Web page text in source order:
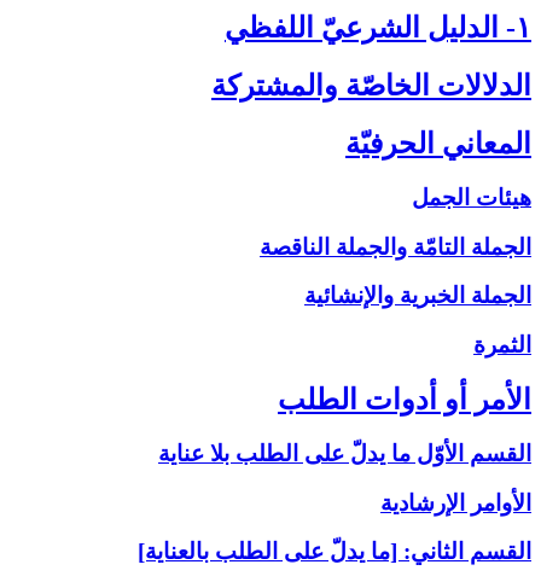
۱- الدليل الشرعيّ اللفظي‏
الدلالات الخاصّة والمشتركة
المعاني الحرفيّة
هيئات الجمل
الجملة التامّة والجملة الناقصة
الجملة الخبرية والإنشائية
الثمرة
الأمر أو أدوات الطلب‏
القسم الأوّل ما يدلّ على الطلب بلا عناية
الأوامر الإرشادية
القسم الثاني: [ما يدلّ على الطلب بالعناية]